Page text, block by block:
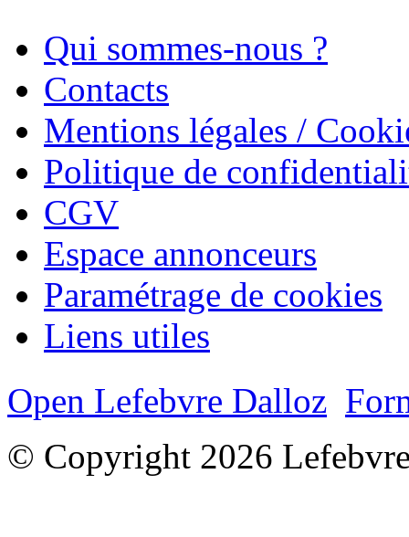
Qui sommes-nous ?
Contacts
Mentions légales /
Politique de
CGV
Espace annonceurs
Paramétrage de cookies
Liens utiles
Open Lefebvre Dalloz
© Copyright 2026